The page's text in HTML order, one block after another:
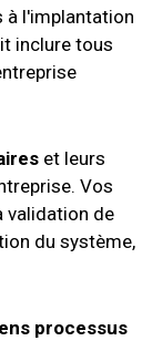
à l'implantation
inclure tous
et leurs
Vos
validation de
du système,
processus